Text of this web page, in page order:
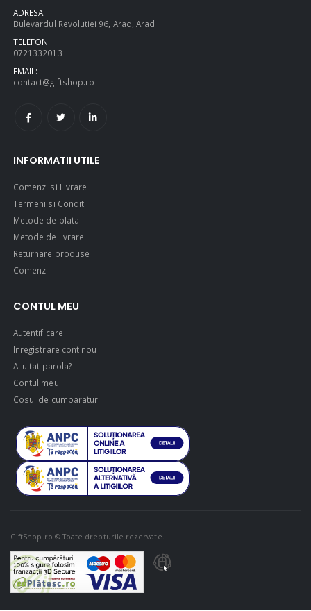
ADRESA:
Bulevardul Revolutiei 96, Arad, Arad
TELEFON:
0721332013
EMAIL:
contact@giftshop.ro
INFORMATII UTILE
Comenzi si Livrare
Termeni si Conditii
Metode de plata
Metode de livrare
Returnare produse
Comenzi
CONTUL MEU
Autentificare
Inregistrare cont nou
Ai uitat parola?
Contul meu
Cosul de cumparaturi
GiftShop.ro © Toate drepturile rezervate.